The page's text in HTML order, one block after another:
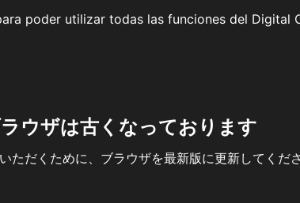
poder utilizar todas las funciones del Digital
ウザは古くなっております
だくために、ブラウザを最新版に更新してくださ